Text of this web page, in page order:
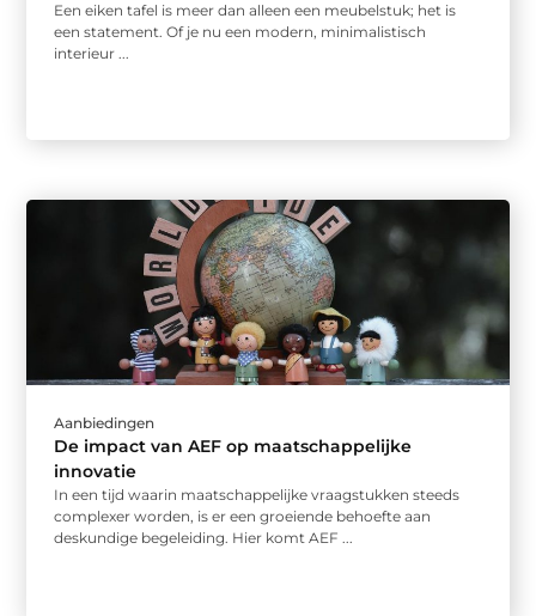
Een eiken tafel is meer dan alleen een meubelstuk; het is
een statement. Of je nu een modern, minimalistisch
interieur ...
Aanbiedingen
De impact van AEF op maatschappelijke
innovatie
In een tijd waarin maatschappelijke vraagstukken steeds
complexer worden, is er een groeiende behoefte aan
deskundige begeleiding. Hier komt AEF ...